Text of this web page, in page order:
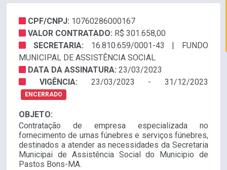
CPF/CNPJ: 10760286000167
VALOR CONTRATADO: R$ 301.658,00
SECRETARIA: 16.810.659/0001-43 | FUNDO
MUNICIPAL DE ASSISTÊNCIA SOCIAL
DATA DA ASSINATURA: 23/03/2023
VIGÊNCIA: 23/03/2023 - 31/12/2023
ENCERRADO
OBJETO:
Contratação de empresa especializada no
fornecimento de urnas fúnebres e serviços fúnebres,
destinados a atender as necessidades da Secretaria
Municipai de Assistência Social do Municipio de
Pastos Bons-MA.